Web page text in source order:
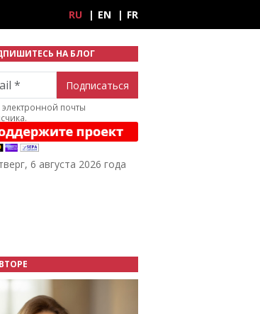
RU EN FR
НА БЛОГ
почты
6 августа 2026 года